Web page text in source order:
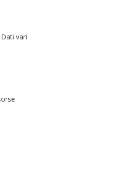
vari